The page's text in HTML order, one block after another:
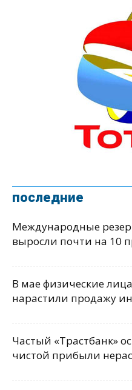
последние
Международные
выросли почти на 10
В мае физические
нарастили продажу
Частый «Трастбанк»
чистой прибыли